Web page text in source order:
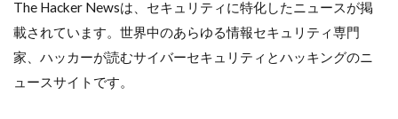
The Hacker Newsは、セキュリティに特化したニュースが掲
載されています。世界中のあらゆる情報セキュリティ専門
家、ハッカーが読むサイバーセキュリティとハッキングのニ
ュースサイトです。